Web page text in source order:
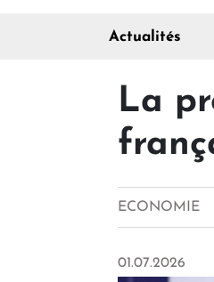
Actualités
La
ECONOMIE
01.07.2026